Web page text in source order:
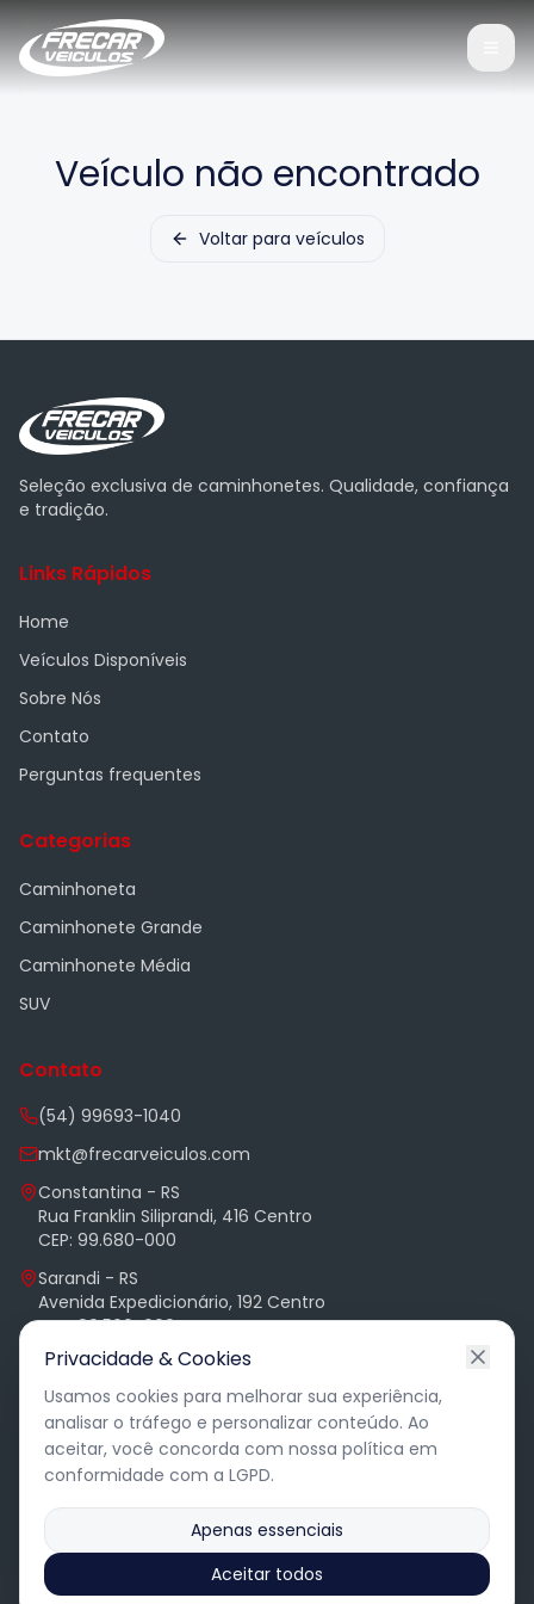
Privacidade & Cookies
Usamos cookies para melhorar sua experiência,
analisar o tráfego e personalizar conteúdo. Ao
aceitar, você concorda com nossa política em
conformidade com a LGPD.
Apenas essenciais
Aceitar todos
Veículo não encontrado
Voltar para veículos
Seleção exclusiva de caminhonetes. Qualidade, confiança
e tradição.
Links Rápidos
Home
Veículos Disponíveis
Sobre Nós
Contato
Perguntas frequentes
Categorias
Caminhoneta
Caminhonete Grande
Caminhonete Média
SUV
Contato
(54) 99693-1040
mkt@frecarveiculos.com
Constantina - RS
Rua Franklin Siliprandi, 416 Centro
CEP: 99.680-000
Sarandi - RS
Avenida Expedicionário, 192 Centro
CEP: 99.560-000
Alphaville - Barueri - SP
Complexo Brascam, Av. Andrômeda 885
Sala 2307 Torre Office
Frecar Veículos. Todos os direitos reservados.